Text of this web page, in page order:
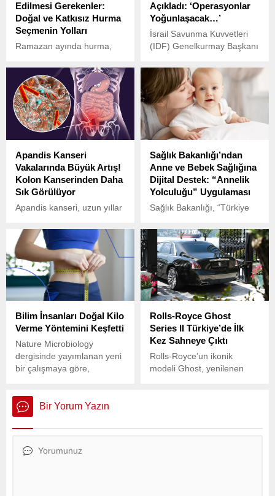
Edilmesi Gerekenler:
Doğal ve Katkısız Hurma
Seçmenin Yolları
Ramazan ayında hurma,
sağlıklı bir atıştırmalık
olarak sıklıkla tercih ediliyor.
Açıkladı: ‘Operasyonlar
Yoğunlaşacak…’
İsrail Savunma Kuvvetleri
(IDF) Genelkurmay Başkanı
yürütülen operasyonların
şiddetinin artacağını
duyurdu.
Apandis Kanseri
Vakalarında Büyük Artış!
Kolon Kanserinden Daha
Sık Görülüyor
Apandis kanseri, uzun yıllar
olarak bilinirken, son
dönemde özellikle genç yaş
gruplarında hızlı bir artış
gösteriyor.
Sağlık Bakanlığı’ndan
Anne ve Bebek Sağlığına
Dijital Destek: “Annelik
Yolculuğu” Uygulaması
Sağlık Bakanlığı, “Türkiye
kapsamında anne ve bebek
sağlığını desteklemek
amacıyla yeni bir mobil
uygulama geliştirdi.
Bilim İnsanları Doğal Kilo
Verme Yöntemini Keşfetti
Nature Microbiology
dergisinde yayımlanan yeni
bir çalışmaya göre,
kontrolü ve kan şekeri
dengesinde devrim
yaratabilir.
Rolls-Royce Ghost
Series II Türkiye’de İlk
Kez Sahneye Çıktı
Rolls-Royce’un ikonik
modeli Ghost, yenilenen
Bir Yorum Yazın